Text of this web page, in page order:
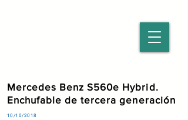
Mercedes Benz S560e Hybrid.
Enchufable de tercera generación
10/10/2018